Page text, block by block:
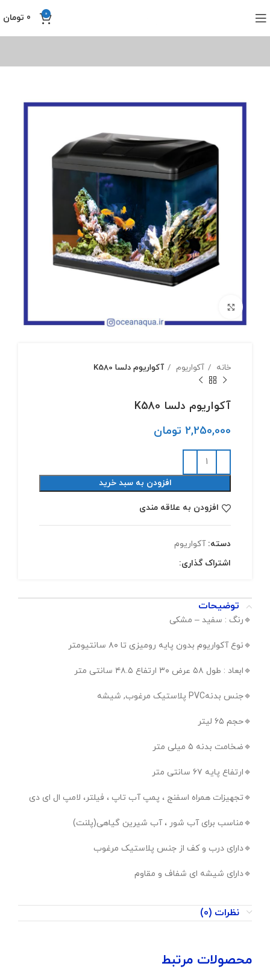
0
0 تومان
خانه آکواریوم آکواریوم دلسا K580
آکواریوم دلسا K580
2,250,000 تومان
افزودن به سبد خرید
افزودن به علاقه مندی
دسته: آکواریوم
اشتراک گذاری:
توضیحات
🔹️رنگ : سفید – مشکی
🔹️نوع آکواریوم بدون پایه رومیزی تا ۸۰ سانتیومتر
🔹️ابعاد : طول ۵۸ عرض ۳۰ ارتفاع ۴۸.۵ سانتی متر
🔹️جنس بدنه‏PVC پلاستیک مرغوب, شیشه
🔹️حجم ۶۵ لیتر
🔹️ضخامت بدنه ۵ میلی متر
🔹️ارتفاع پایه ۶۷ سانتی متر
🔹️تجهیزات همراه اسفنج ، پمپ آب تاپ ، فیلتر، لامپ ال ای دی
🔹️مناسب برای آب شور ، آب شیرین گیاهی(پلنت)
🔹️دارای درب و کف از جنس پلاستیک مرغوب
🔹️دارای شیشه ای شفاف و مقاوم
نظرات (0)
محصولات مرتبط